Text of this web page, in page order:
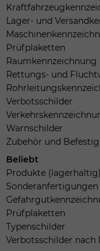
Lager- und
Prüfplaketten
Rettungs- und
Verbotsschilder
Warnschilder
Zubehör und
Beliebt
Produkte (lagerhaltig)
Sonderanfertigungen
Prüfplaketten
Typenschilder
Verbotsschilder nach